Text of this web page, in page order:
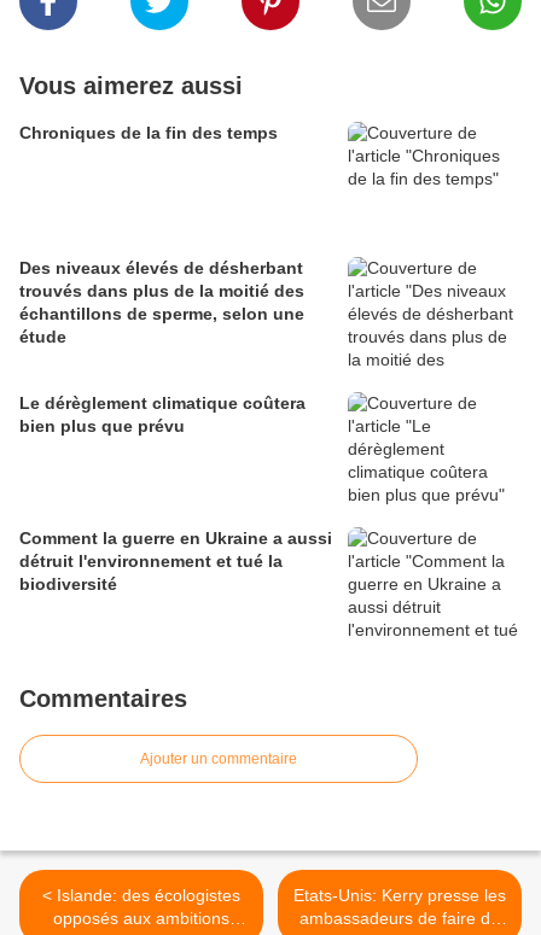
Vous aimerez aussi
Chroniques de la fin des temps
Des niveaux élevés de désherbant
trouvés dans plus de la moitié des
échantillons de sperme, selon une
étude
Le dérèglement climatique coûtera
bien plus que prévu
Comment la guerre en Ukraine a aussi
détruit l'environnement et tué la
biodiversité
Commentaires
Ajouter un commentaire
< Islande: des écologistes
opposés aux ambitions
Etats-Unis: Kerry presse les
ambassadeurs de faire du